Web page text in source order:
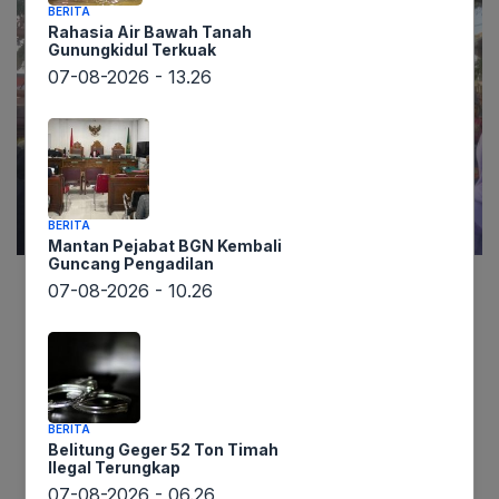
lintaswarta.co.id – Kedatangan Presiden ke-7 RI
Joko Widodo di Kedatun Keagungan, Jalan
Sultan Haji, Kelurahan Sepang Jaya, Kecamatan
Labuhan Ratu, Kota Bandar Lampung, pada
Sabtu (27/6) pagi, disambut dengan antusiasme
luar biasa oleh warga setempat. Demi bisa
menyaksikan langsung sosok Presiden dari dekat,
BERITA
Rahasia Air Bawah Tanah
Gunungkidul Terkuak
07-08-2026 - 13.26
BERITA
Mantan Pejabat BGN Kembali
Guncang Pengadilan
07-08-2026 - 10.26
BERITA
Belitung Geger 52 Ton Timah
Ilegal Terungkap
07-08-2026 - 06.26